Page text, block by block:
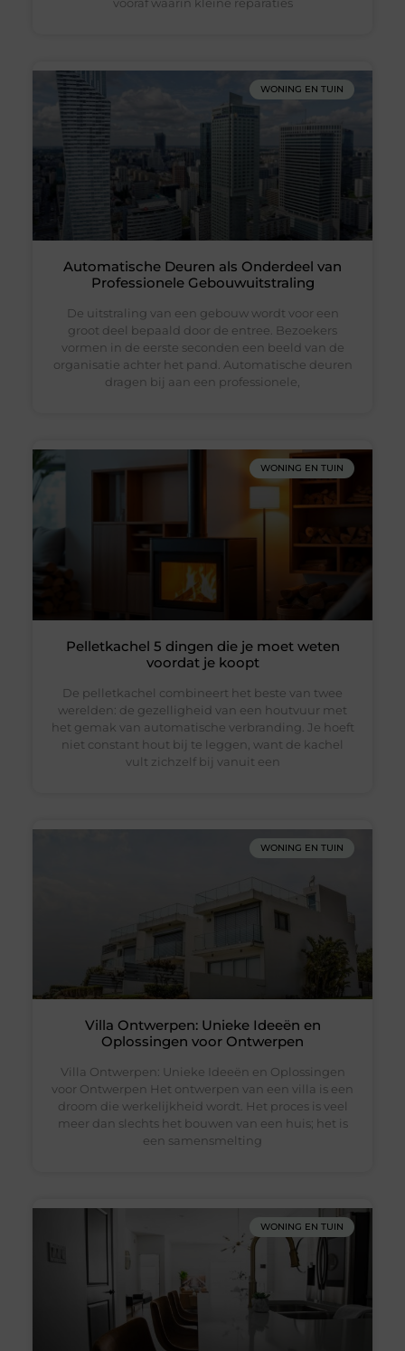
vooraf waarin kleine reparaties
WONING EN TUIN
Automatische Deuren als Onderdeel van
Professionele Gebouwuitstraling
De uitstraling van een gebouw wordt voor een
groot deel bepaald door de entree. Bezoekers
vormen in de eerste seconden een beeld van de
organisatie achter het pand. Automatische deuren
dragen bij aan een professionele,
WONING EN TUIN
Pelletkachel 5 dingen die je moet weten
voordat je koopt
De pelletkachel combineert het beste van twee
werelden: de gezelligheid van een houtvuur met
het gemak van automatische verbranding. Je hoeft
niet constant hout bij te leggen, want de kachel
vult zichzelf bij vanuit een
WONING EN TUIN
Villa Ontwerpen: Unieke Ideeën en
Oplossingen voor Ontwerpen
Villa Ontwerpen: Unieke Ideeën en Oplossingen
voor Ontwerpen Het ontwerpen van een villa is een
droom die werkelijkheid wordt. Het proces is veel
meer dan slechts het bouwen van een huis; het is
een samensmelting
WONING EN TUIN